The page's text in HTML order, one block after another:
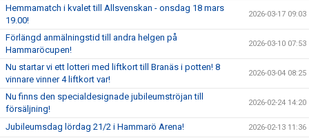
Hemmamatch i kvalet till Allsvenskan - onsdag 18 mars
19.00!
2026-03-17 09:03
Förlängd anmälningstid till andra helgen på
Hammaröcupen!
2026-03-10 07:53
Nu startar vi ett lotteri med liftkort till Branäs i potten! 8
vinnare vinner 4 liftkort var!
2026-03-04 08:25
Nu finns den specialdesignade jubileumströjan till
försäljning!
2026-02-24 14:20
Jubileumsdag lördag 21/2 i Hammarö Arena! 2026-02-13 11:36